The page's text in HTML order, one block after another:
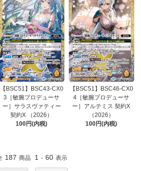
【BSC51】BSC43-CX0
3［敏腕プロデューサ
ー］サラスヴァティー
契約X （2026）
100円(内税)
【BSC51】BSC46-CX0
4［敏腕プロデューサ
ー］アルテミス 契約X
（2026）
100円(内税)
187 商品 1 - 60 表示